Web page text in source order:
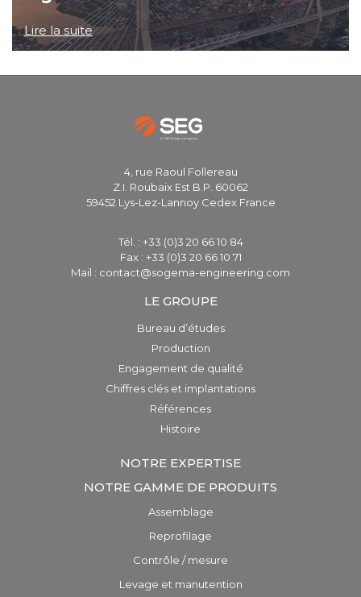
Lire la suite
4, rue Raoul Follereau
Z.I. Roubaix Est B.P. 60062
59452 Lys-Lez-Lannoy Cedex France
Tél. : +33 (0)3 20 66 10 84
Fax : +33 (0)3 20 66 10 71
Mail : contact@sogema-engineering.com
LE GROUPE
Bureau d’études
Production
Engagement de qualité
Chiffres clés et implantations
Références
Histoire
NOTRE EXPERTISE
NOTRE GAMME DE PRODUITS
Assemblage
Reprofilage
Contrôle / mesure
Levage et manutention